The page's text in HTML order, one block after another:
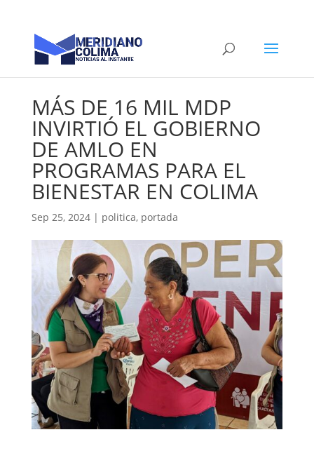
MÁS DE 16 MIL MDP
INVIRTIÓ EL GOBIERNO
DE AMLO EN
PROGRAMAS PARA EL
BIENESTAR EN COLIMA
Sep 25, 2024| politica, portada